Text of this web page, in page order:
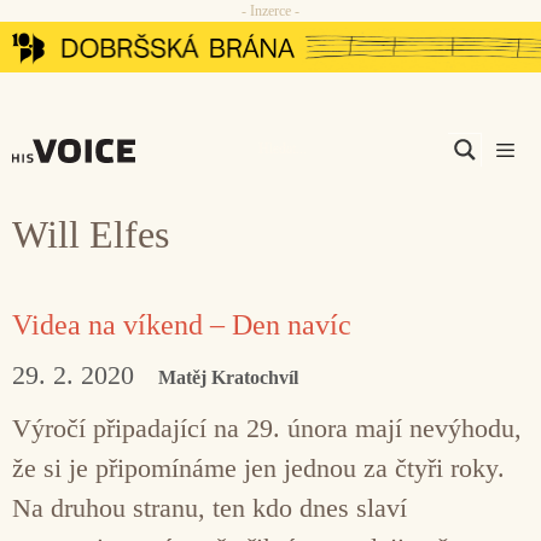
Přeskočit
na
- Inzerce -
Will Elfes
Videa na víkend – Den navíc
29. 2. 2020 Matěj Kratochvíl
Výročí připadající na 29. února mají nevýhodu,
že si je připomínáme jen jednou za čtyři roky.
Na druhou stranu, ten kdo dnes slaví